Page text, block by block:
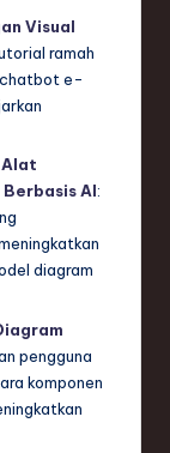
Visual
ramah
chatbot e-
Alat
AI:
diagram
pengguna
komponen